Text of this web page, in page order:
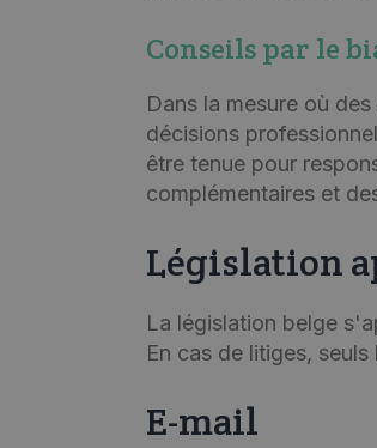
Conseils par le
Dans la mesure où
décisions
être tenue pour
complémentaires et
Législation
La législation belge
En cas de litiges,
E-mail